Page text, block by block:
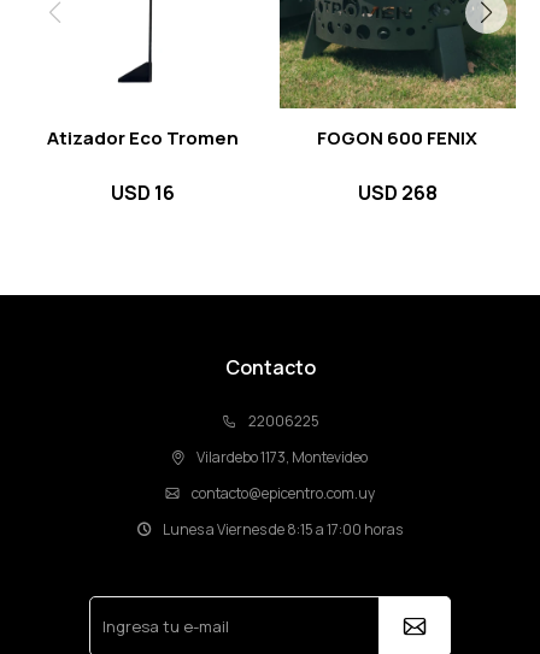
Atizador Eco Tromen
USD 16
FOGON 600 FENIX
USD 268
Contacto
22006225
Vilardebo 1173, Montevideo
contacto@epicentro.com.uy
Lunes a Viernes de 8:15 a 17:00 horas